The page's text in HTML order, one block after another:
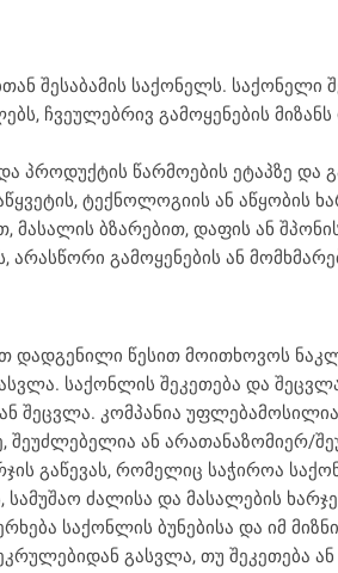
შესაბამის საქონელს. საქონელი
ჩვეულებრივ გამოყენების
პროდუქტის წარმოების ეტაპზე
ტექნოლოგიის ან აწყობის
ბზარებით, დაფის ან
გამოყენების ან
დადგენილი წესით მოითხოვოს
საქონლის შეკეთება და
შეცვლა. კომპანია
ან არათანაზომიერ/
გაწევას, რომელიც საჭიროა
ძალისა და მასალების
საქონლის ბუნებისა და იმ
გასვლა, თუ შეკეთება